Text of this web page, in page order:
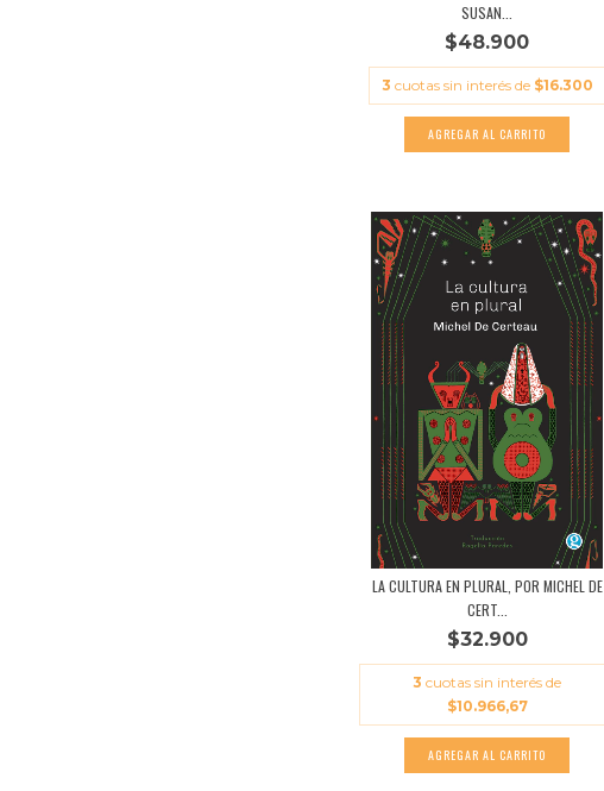
SUSAN...
$48.900
3 cuotas sin interés de $16.300
LA CULTURA EN PLURAL, POR MICHEL DE
CERT...
$32.900
3 cuotas sin interés de
$10.966,67